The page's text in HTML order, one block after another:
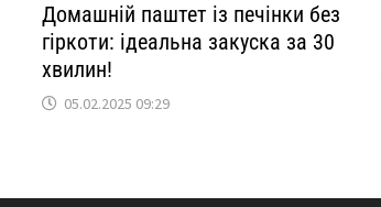
Домашній паштет із печінки без
гіркоти: ідеальна закуска за 30
хвилин!
05.02.2025 09:29